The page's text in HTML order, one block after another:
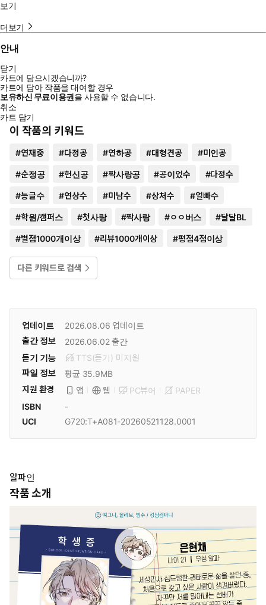
보기
더보기
안내
닫기
카트에 담으시겠습니까?
카트에 담아 작품을 대여할 경우
보유하신 무료이용권을 사용할 수 없습니다.
취소
카트 담기
이 작품의 키워드
#연재중 #다정공 #연하공 #대형견공 #미인공
#순정공 #헌신공 #짝사랑공 #공이었수 #다정수
#능글수 #연상수 #미남수 #상처수 #얼빠수
#학원/캠퍼스 #첫사랑 #짝사랑 #ㅇㅇ버스 #달달BL
#별점1000개이상 #리뷰1000개이상 #평점4점이상
다른 키워드로 검색
업데이트 2026.08.06 업데이트
출간 정보
2026.06.02 출간
듣기 기능
TTS(듣기) 미 지원
파일 정보
평균 35.9MB
지원 환경
앱 웹 PC뷰어
PAPER
ISBN
-
UCI
G720:T+A081-20260521128.0001
알파인
작품 소개